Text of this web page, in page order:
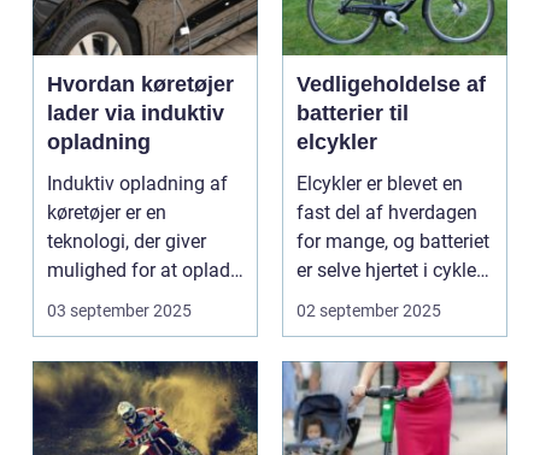
Hvordan køretøjer
lader via induktiv
opladning
Induktiv opladning af
køretøjer er en
teknologi, der giver
mulighed for at oplade
03 september 2025
Vedligeholdelse af
batterier til
elcykler
Elcykler er blevet en
fast del af hverdagen
for mange, og batteriet
er selve hjertet i cyklen.
02 september 2025